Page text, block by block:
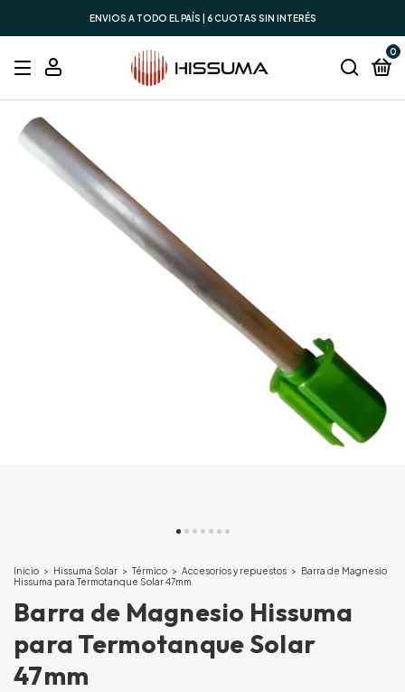
ENVIOS A TODO EL PAÍS | 6 CUOTAS SIN INTERÉS
0
Inicio > Hissuma Solar > Térmico > Accesorios y repuestos > Barra de Magnesio
Hissuma para Termotanque Solar 47mm
Barra de Magnesio Hissuma
para Termotanque Solar
47mm